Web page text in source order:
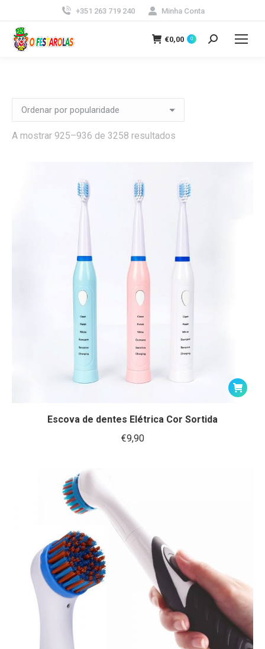
+351 263 719 240 Minha Conta
€0,00 0 Search:
A mostrar 925–936 de 3258 resultados
Escova de dentes Elétrica Cor Sortida
€9,90